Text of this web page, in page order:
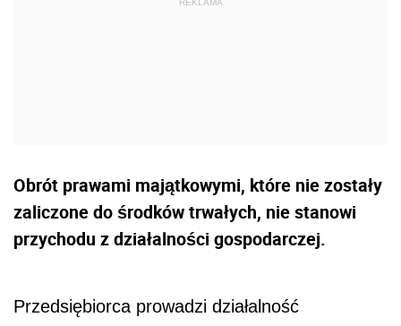
Obrót prawami majątkowymi, które nie zostały
zaliczone do środków trwałych, nie stanowi
przychodu z działalności gospodarczej.
Przedsiębiorca prowadzi działalność